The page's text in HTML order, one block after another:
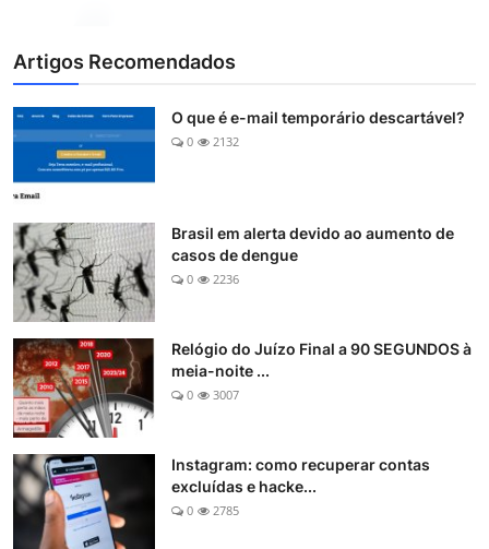
Artigos Recomendados
O que é e-mail temporário descartável?
0 2132
Brasil em alerta devido ao aumento de
casos de dengue
0 2236
Relógio do Juízo Final a 90 SEGUNDOS à
meia-noite ...
0 3007
Instagram: como recuperar contas
excluídas e hacke...
0 2785